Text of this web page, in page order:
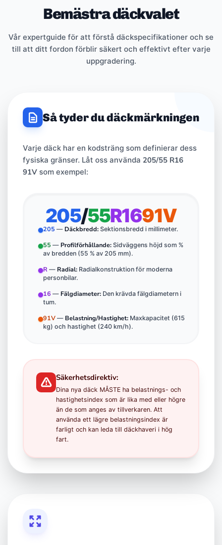
Bemästra däckvalet
Vår expertguide för att förstå däckspecifikationer och se
till att ditt fordon förblir säkert och effektivt efter varje
uppgradering.
Så tyder du däckmärkningen
Varje däck har en kodsträng som definierar dess
fysiska gränser. Låt oss använda 205/55 R16
91V som exempel:
205/55R1691V
205 — Däckbredd: Sektionsbredd i millimeter.
55 — Profilförhållande: Sidväggens höjd som %
av bredden (55 % av 205 mm).
R — Radial: Radialkonstruktion för moderna
personbilar.
16 — Fälgdiameter: Den krävda fälgdiametern i
tum.
91V — Belastning/Hastighet: Maxkapacitet (615
kg) och hastighet (240 km/h).
Säkerhetsdirektiv:
Dina nya däck MÅSTE ha belastnings- och
hastighetsindex som är lika med eller högre
än de som anges av tillverkaren. Att
använda ett lägre belastningsindex är
farligt och kan leda till däckhaveri i hög
fart.